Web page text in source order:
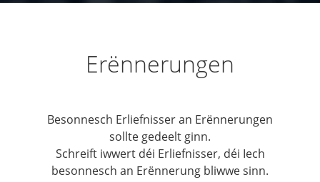
Erënnerungen
Besonnesch Erliefnisser an Erënnerungen
sollte gedeelt ginn.
Schreift iwwert déi Erliefnisser, déi Iech
besonnesch an Erënnerung bliwwe sinn.